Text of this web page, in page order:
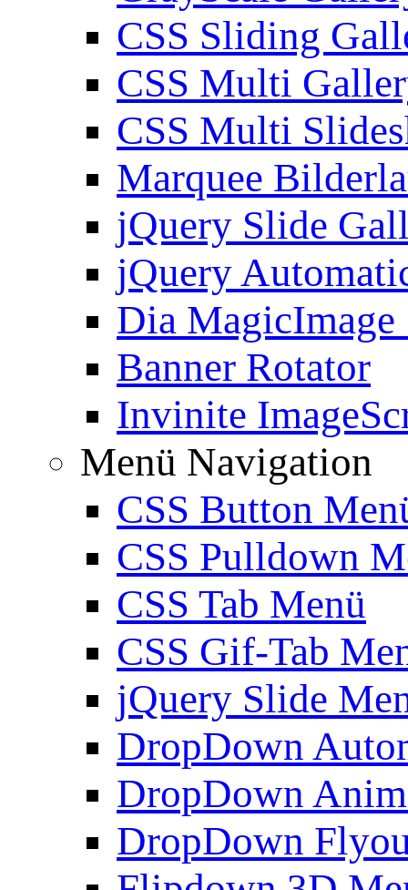
CSS Sliding
CSS Multi
CSS Multi
Marquee
jQuery Slide
jQuery
Dia MagicImage
Banner Rotator
Invinite
Menü Navigation
CSS Button
CSS Pulldown
CSS Tab Menü
CSS Gif-Tab
jQuery Slide
DropDown
DropDown
DropDown